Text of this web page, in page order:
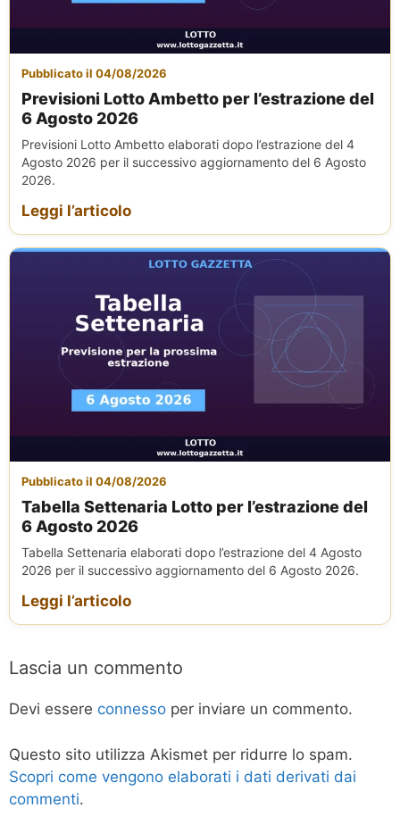
Pubblicato il 04/08/2026
Previsioni Lotto Ambetto per l’estrazione del
6 Agosto 2026
Previsioni Lotto Ambetto elaborati dopo l’estrazione del 4
Agosto 2026 per il successivo aggiornamento del 6 Agosto
2026.
Leggi l’articolo
Pubblicato il 04/08/2026
Tabella Settenaria Lotto per l’estrazione del
6 Agosto 2026
Tabella Settenaria elaborati dopo l’estrazione del 4 Agosto
2026 per il successivo aggiornamento del 6 Agosto 2026.
Leggi l’articolo
Lascia un commento
Devi essere connesso per inviare un commento.
Questo sito utilizza Akismet per ridurre lo spam.
Scopri come vengono elaborati i dati derivati dai
commenti.